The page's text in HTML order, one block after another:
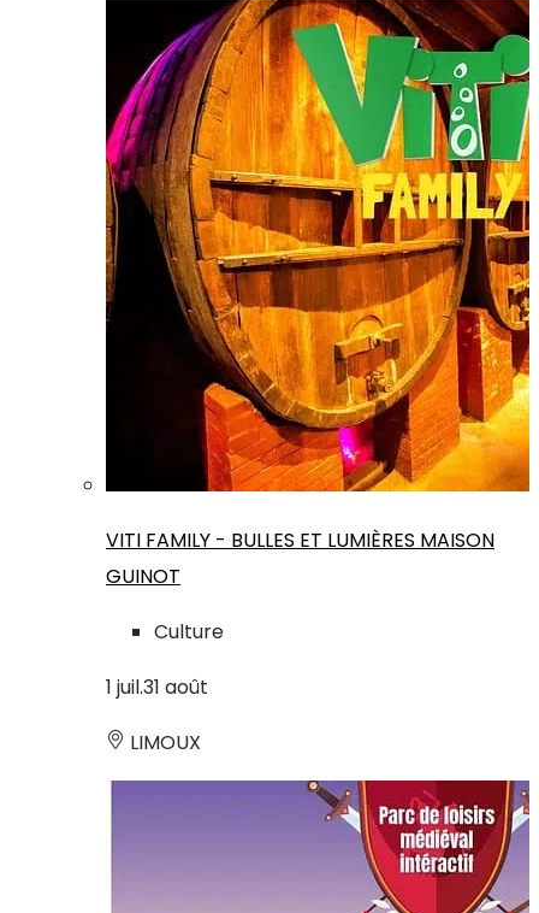
VITI FAMILY - BULLES ET LUMIÈRES MAISON
GUINOT
Culture
1 juil.31 août
LIMOUX